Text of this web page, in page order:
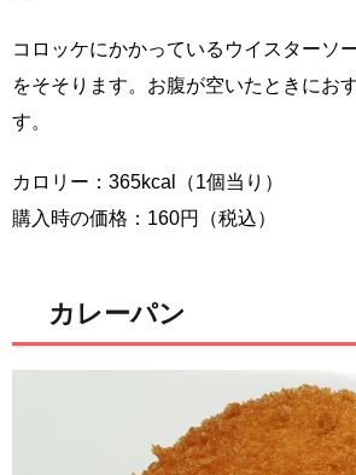
コロッケにかかっているウイスターソ
をそそります。お腹が空いたときにお
す。
カロリー：365kcal（1個当り）
購入時の価格：160円（税込）
カレーパン